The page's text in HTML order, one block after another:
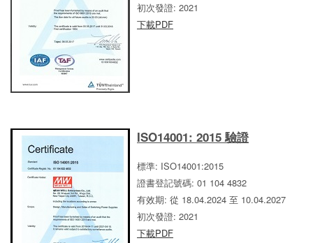
初次發證: 2021
下載PDF
ISO14001: 2015 驗證
標準: ISO14001:2015
證書登記號碼: 01 104 4832
有效期: 從 18.04.2024 至 10.04.2027
初次發證: 2021
下載PDF